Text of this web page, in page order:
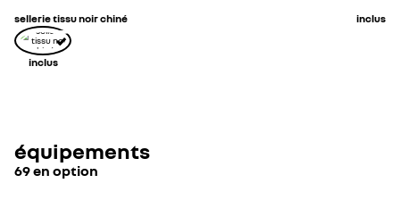
sellerie tissu noir chiné inclus
inclus
équipements
69 en option